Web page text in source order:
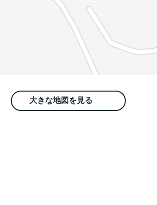
大きな地図を見る